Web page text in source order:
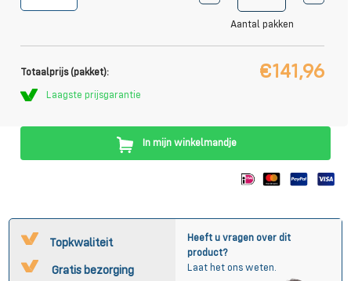
Aantal pakken
Totaalprijs (pakket): €141,96
Laagste prijsgarantie
In mijn winkelmandje
Topkwaliteit
Gratis bezorging
Heeft u vragen over dit
product?
Laat het ons weten.